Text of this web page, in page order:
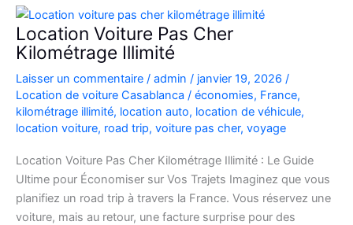
au
Maroc
pour
explorer
l’Atlas
et
le
Location Voiture Pas Cher
Kilométrage Illimité
Laisser un commentaire / admin / janvier 19, 2026 /
Location de voiture Casablanca / économies, France,
kilométrage illimité, location auto, location de véhicule,
location voiture, road trip, voiture pas cher, voyage
Location Voiture Pas Cher Kilométrage Illimité : Le Guide
Ultime pour Économiser sur Vos Trajets Imaginez que vous
planifiez un road trip à travers la France. Vous réservez une
voiture, mais au retour, une facture surprise pour des